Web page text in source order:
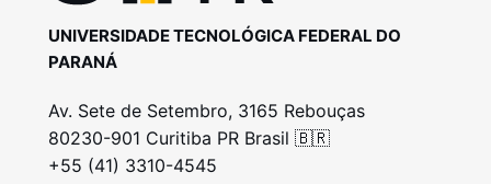
UNIVERSIDADE TECNOLÓGICA FEDERAL DO
PARANÁ
Av. Sete de Setembro, 3165 Rebouças
80230-901 Curitiba PR Brasil 🇧🇷
+55 (41) 3310-4545